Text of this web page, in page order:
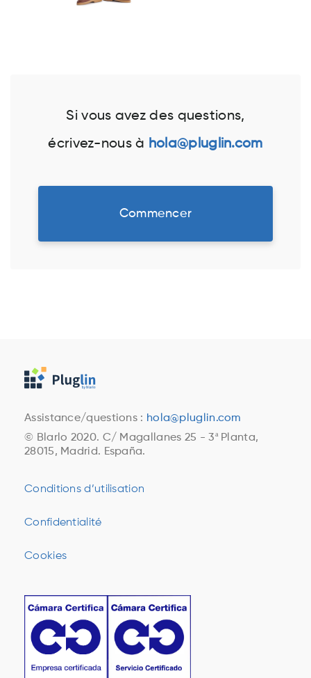
Si vous avez des questions,
écrivez-nous à hola@pluglin.com
Commencer
Assistance/questions : hola@pluglin.com
© Blarlo 2020. C/ Magallanes 25 - 3ª Planta,
28015, Madrid. España.
Conditions d’utilisation
Confidentialité
Cookies